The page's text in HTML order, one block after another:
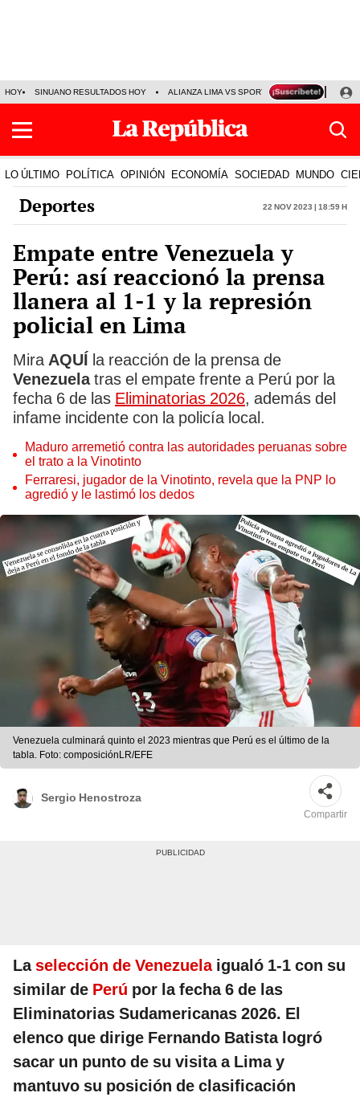
HOY SINUANO RESULTADOS HOY ALIANZA LIMA VS SPORT BOYS JORGE
LO ÚLTIMO POLÍTICA OPINIÓN ECONOMÍA SOCIEDAD MUNDO
Deportes 22 Nov 2023 | 18:59 h
Empate entre Venezuela y
Perú: así reaccionó la prensa
llanera al 1-1 y la represión
policial en Lima
Mira AQUÍ la reacción de la prensa de
Venezuelatras el empate frente a Perú por la
fecha 6 de las Eliminatorias 2026, además del
infame incidente con la policía local.
Maduro arremetió contra las autoridades peruanas sobre
el trato a la Vinotinto
Ferraresi, jugador de la Vinotinto, revela que la PNP lo
agredió y le lastimó los dedos
Venezuela culminará quinto el 2023 mientras que Perú es el último de la
tabla. Foto: composiciónLR/EFE
Sergio Henostroza
Compartir
Laselección de Venezuelaigualó 1-1 con su
similar de Perú por la fecha 6 de las
Eliminatorias Sudamericanas 2026. El
elenco que dirige Fernando Batista logró
sacar un punto de su visita a Lima y
mantuvo su posición de clasificación